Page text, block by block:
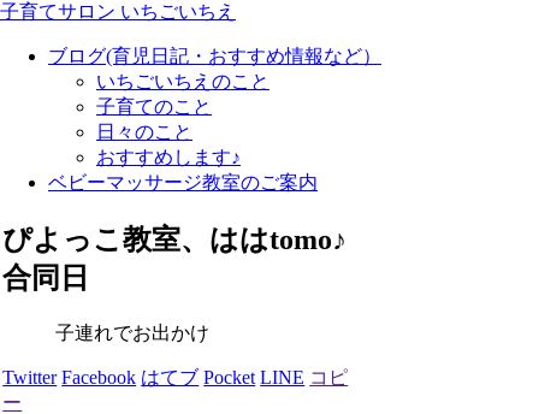
子育てサロン いちごいちえ
ブログ(育児日記・おすすめ情報など）
いちごいちえのこと
子育てのこと
日々のこと
おすすめします♪
ベビーマッサージ教室のご案内
ぴよっこ教室、ははtomo♪
合同日
子連れでお出かけ
Twitter Facebook はてブ Pocket LINE コピ
ー